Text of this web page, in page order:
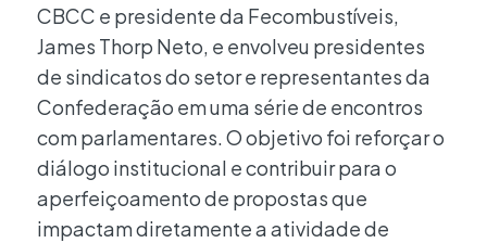
CBCC e presidente da Fecombustíveis,
James Thorp Neto, e envolveu presidentes
de sindicatos do setor e representantes da
Confederação em uma série de encontros
com parlamentares. O objetivo foi reforçar o
diálogo institucional e contribuir para o
aperfeiçoamento de propostas que
impactam diretamente a atividade de